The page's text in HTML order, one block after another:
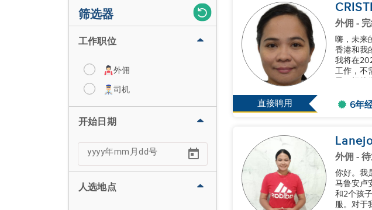
筛选器
工作职位
外佣
司机
开始日期
人选地点
直接聘用
外佣 -
嗨，未来
香港和我
我将在
工作，不
6年
外佣 -
你好。我
马鲁安卢
和2个孩
服。对于